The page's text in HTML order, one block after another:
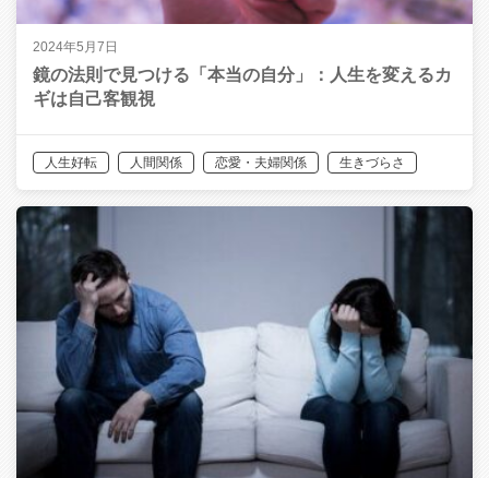
2024年5月7日
鏡の法則で見つける「本当の自分」：人生を変えるカ
ギは自己客観視
人生好転 人間関係 恋愛・夫婦関係 生きづらさ